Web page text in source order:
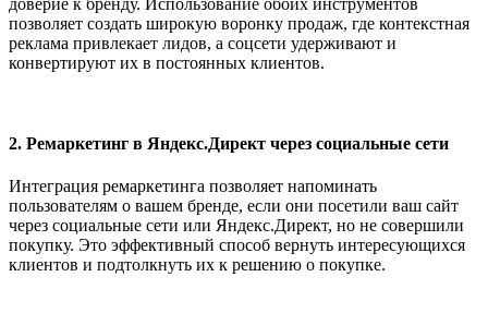
доверие к бренду. Использование обоих инструментов
позволяет создать широкую воронку продаж, где контекстная
реклама привлекает лидов, а соцсети удерживают и
конвертируют их в постоянных клиентов.
2. Ремаркетинг в Яндекс.Директ через социальные сети
Интеграция ремаркетинга позволяет напоминать
пользователям о вашем бренде, если они посетили ваш сайт
через социальные сети или Яндекс.Директ, но не совершили
покупку. Это эффективный способ вернуть интересующихся
клиентов и подтолкнуть их к решению о покупке.